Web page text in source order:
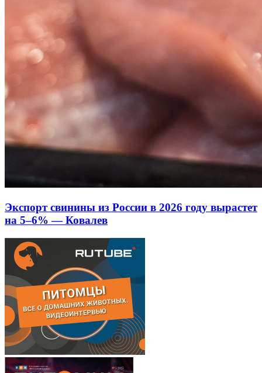
Экспорт свинины из России в 2026 году вырастет
на 5–6% — Ковалев